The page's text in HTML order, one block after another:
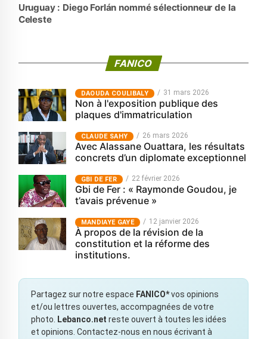
Uruguay : Diego Forlán nommé sélectionneur de la
Celeste
FANICO
‎DAOUDA COULIBALY 31 mars 2026
Non à l'exposition publique des
plaques d'immatriculation
CLAUDE SAHY 26 mars 2026
Avec Alassane Ouattara, les résultats
concrets d’un diplomate exceptionnel
GBI DE FER 22 février 2026
Gbi de Fer : « Raymonde Goudou, je
t’avais prévenue »
MANDIAYE GAYE 12 janvier 2026
À propos de la révision de la
constitution et la réforme des
institutions.
Partagez sur notre espace FANICO*vos opinions
et/ou lettres ouvertes, accompagnées de votre
photo.
Lebanco.net reste ouvert à toutes les idées
et opinions. Contactez-nous en nous écrivant à